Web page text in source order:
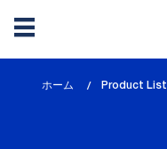
ホーム Product List